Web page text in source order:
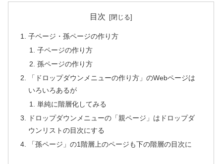
目次
子ページ・孫ページの作り方
子ページの作り方
孫ページの作り方
「ドロップダウンメニューの作り方」のWebページは
いろいろあるが
単純に階層化してみる
ドロップダウンメニューの「親ページ」はドロップダ
ウンリストの目次にする
「孫ページ」の1階層上のページも下の階層の目次に